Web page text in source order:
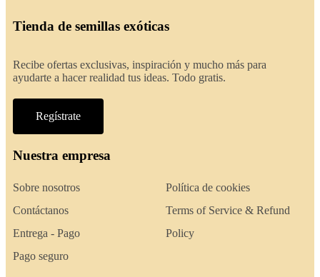
Tienda de semillas exóticas
Recibe ofertas exclusivas, inspiración y mucho más para
ayudarte a hacer realidad tus ideas. Todo gratis.
Regístrate
Nuestra empresa
Sobre nosotros
Contáctanos
Entrega - Pago
Pago seguro
Política de cookies
Terms of Service & Refund
Policy